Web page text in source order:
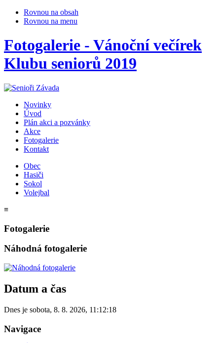
Rovnou na obsah
Rovnou na menu
Fotogalerie - Vánoční večírek
Klubu seniorů 2019
Novinky
Úvod
Plán akci a pozvánky
Akce
Fotogalerie
Kontakt
Obec
Hasiči
Sokol
Volejbal
≡
Fotogalerie
Náhodná fotogalerie
Datum a čas
Dnes je sobota, 8. 8. 2026, 11:12:18
Navigace